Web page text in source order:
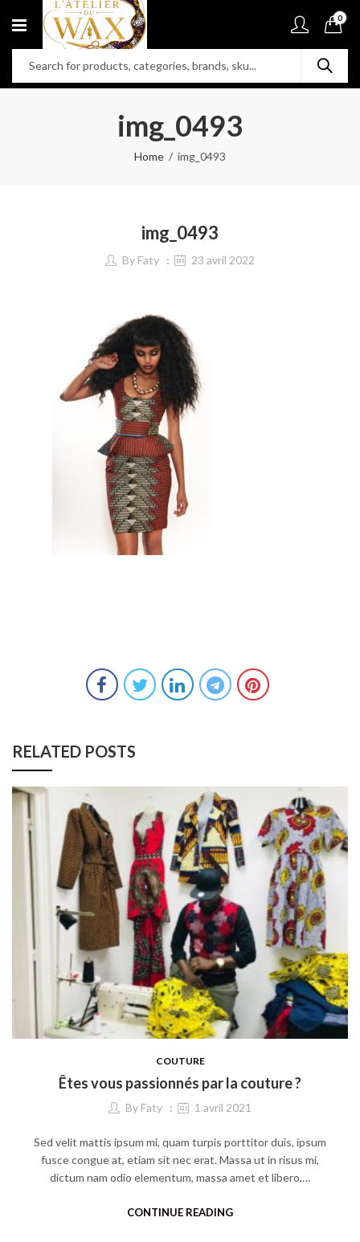
0
img_0493
Home img_0493
img_0493
By Faty 23 avril 2022
RELATED POSTS
COUTURE
Êtes vous passionnés par la couture ?
By Faty 1 avril 2021
Sed velit mattis ipsum mi, quam turpis porttitor duis, ipsum
fusce congue at, etiam sit nec erat. Massa ut in risus mi,
dictum nam odio elementum, massa amet et libero,…
CONTINUE READING